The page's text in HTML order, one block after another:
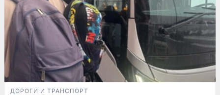
ДОРОГИ И ТРАНСПОРТ